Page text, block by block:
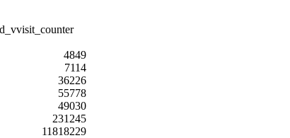
4849
7114
36226
55778
49030
231245
11818229